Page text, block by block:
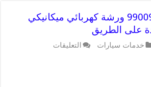
كراج تيدا 99009551 ورشة كهربائي ميكانيكي
على الطريق
خدمات سيارات التعليقات